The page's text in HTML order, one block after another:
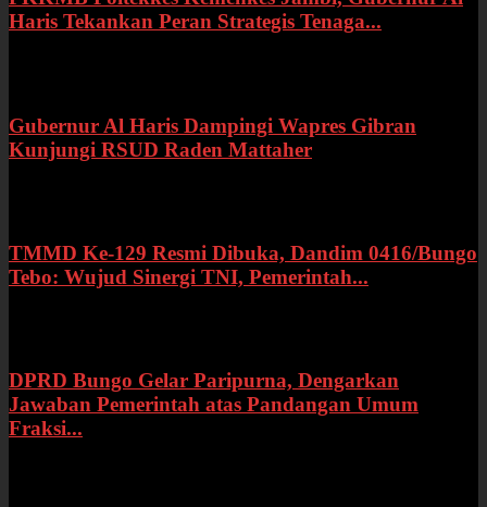
Haris Tekankan Peran Strategis Tenaga...
Gubernur Al Haris Dampingi Wapres Gibran
Kunjungi RSUD Raden Mattaher
TMMD Ke-129 Resmi Dibuka, Dandim 0416/Bungo
Tebo: Wujud Sinergi TNI, Pemerintah...
DPRD Bungo Gelar Paripurna, Dengarkan
Jawaban Pemerintah atas Pandangan Umum
Fraksi...